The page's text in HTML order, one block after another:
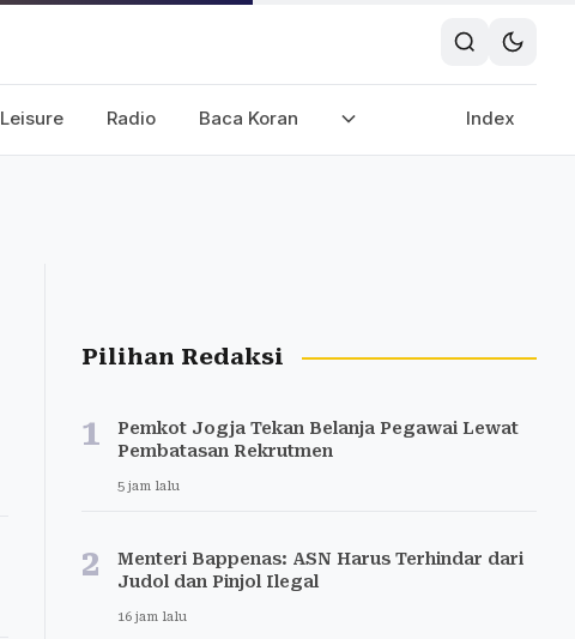
Leisure Radio Baca Koran Index
Pilihan Redaksi
1
Pemkot Jogja Tekan Belanja Pegawai Lewat
Pembatasan Rekrutmen
5 jam lalu
2
Menteri Bappenas: ASN Harus Terhindar dari
Judol dan Pinjol Ilegal
16 jam lalu